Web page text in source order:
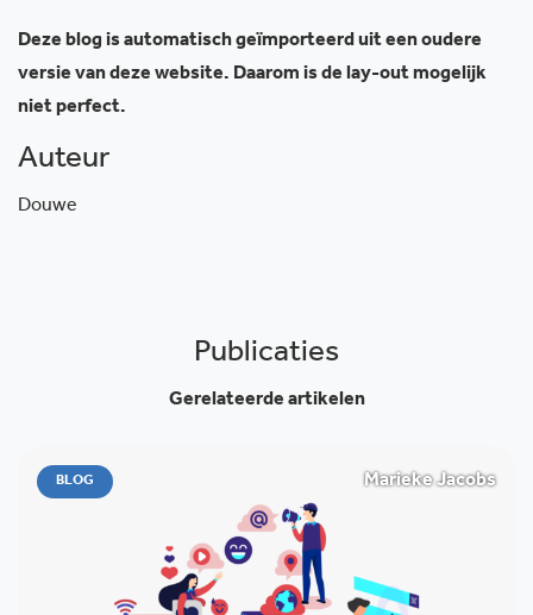
Deze blog is automatisch geïmporteerd uit een oudere
versie van deze website. Daarom is de lay-out mogelijk
niet perfect.
Auteur
Douwe
Publicaties
Gerelateerde artikelen
BLOG Marieke Jacobs